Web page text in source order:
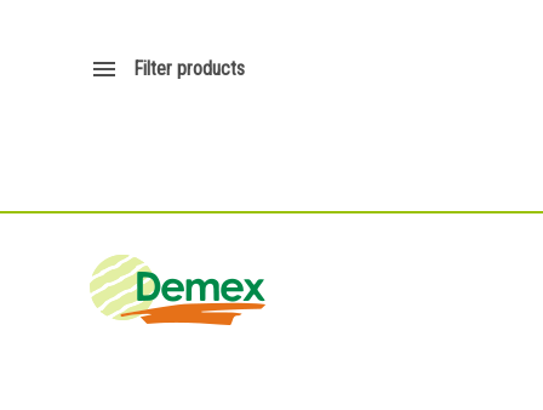
Filter products